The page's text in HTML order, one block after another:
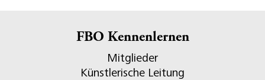
FBO Kennenlernen
Mitglieder
Künstlerische Leitung